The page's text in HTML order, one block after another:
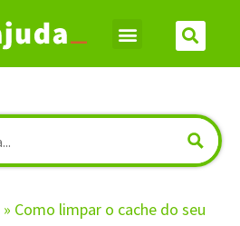
» Como limpar o cache do seu